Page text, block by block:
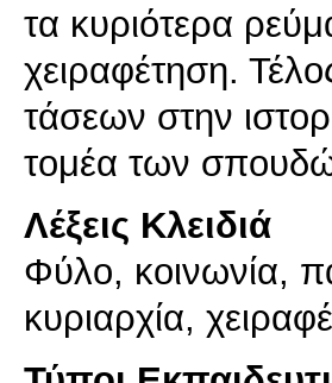
τα κυριότερα
χειραφέτηση.
τάσεων στην
Λέξεις Κλειδιά
Φύλο, κοινωνία,
κυριαρχία,